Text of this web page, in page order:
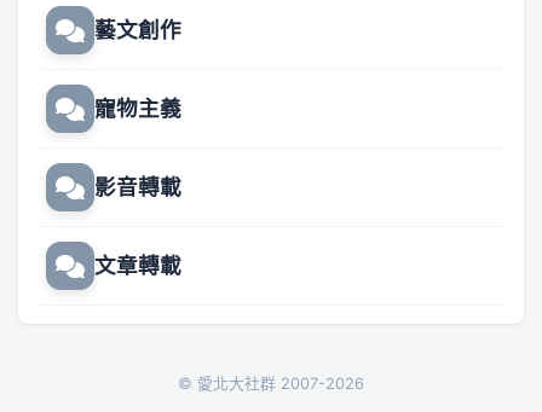
藝文創作
寵物主義
影音轉載
文章轉載
© 愛北大社群 2007-2026